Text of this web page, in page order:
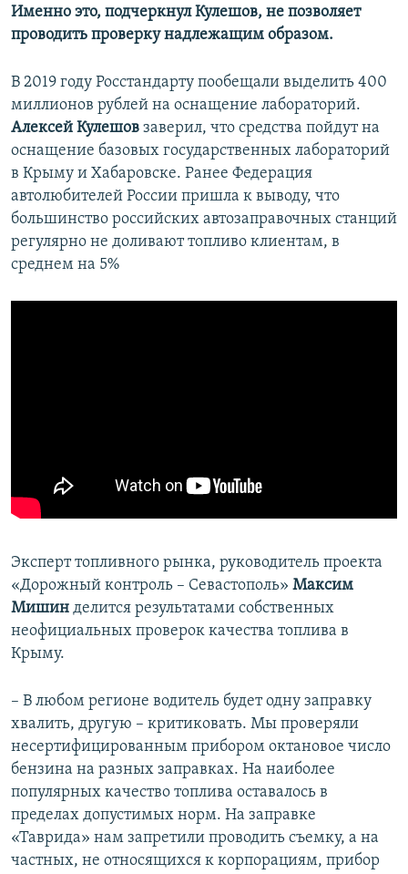
Именно это, подчеркнул Кулешов, не позволяет
проводить проверку надлежащим образом.
В 2019 году Росстандарту пообещали выделить 400
миллионов рублей на оснащение лабораторий.
Алексей Кулешов заверил, что средства пойдут на
оснащение базовых государственных лабораторий
в Крыму и Хабаровске. Ранее Федерация
автолюбителей России пришла к выводу, что
большинство российских автозаправочных станций
регулярно не доливают топливо клиентам, в
среднем на 5%
Эксперт топливного рынка, руководитель проекта
«Дорожный контроль – Севастополь» Максим
Мишин делится результатами собственных
неофициальных проверок качества топлива в
Крыму.
– В любом регионе водитель будет одну заправку
хвалить, другую – критиковать. Мы проверяли
несертифицированным прибором октановое число
бензина на разных заправках. На наиболее
популярных качество топлива оставалось в
пределах допустимых норм. На заправке
«Таврида» нам запретили проводить съемку, а на
частных, не относящихся к корпорациям, прибор